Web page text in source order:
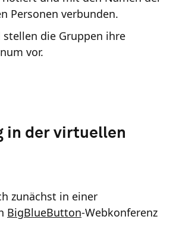
Personen verbunden.
die Gruppen ihre
vor.
in der virtuellen
zunächst in einer
BigBlueButton-Webkonferenz